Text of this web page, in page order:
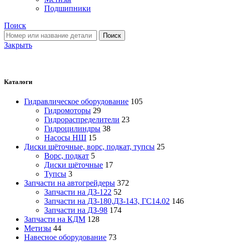
Подшипники
Поиск
Поиск
Закрыть
Каталоги
Гидравлическое оборудование 105
Гидромоторы 29
Гидрораспределители 23
Гидроцилиндры 38
Насосы НШ 15
Диски щёточные, ворс, подкат, тупсы 25
Ворс, подкат 5
Диски щёточные 17
Тупсы 3
Запчасти на автогрейдеры 372
Запчасти на ДЗ-122 52
Запчасти на ДЗ-180,ДЗ-143, ГС14.02 146
Запчасти на ДЗ-98 174
Запчасти на КДМ 128
Метизы 44
Навесное оборудование 73